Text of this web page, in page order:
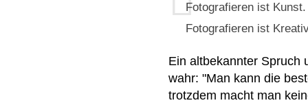
Fotografieren ist
Fotografieren ist
Ein altbekannter Spruch
wahr: "Man kann die
trotzdem macht man